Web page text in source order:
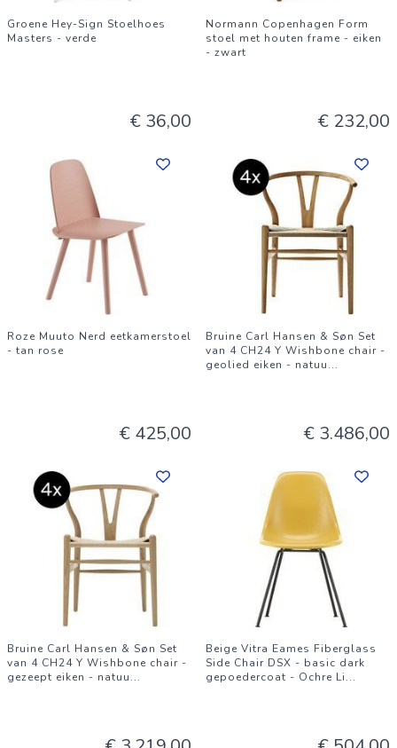
Groene Hey-Sign Stoelhoes
Masters - verde
€ 36,00
Normann Copenhagen Form
stoel met houten frame - eiken
- zwart
€ 232,00
Roze Muuto Nerd eetkamerstoel
- tan rose
€ 425,00
Bruine Carl Hansen & Søn Set
van 4 CH24 Y Wishbone chair -
geolied eiken - natuu...
€ 3.486,00
Bruine Carl Hansen & Søn Set
van 4 CH24 Y Wishbone chair -
gezeept eiken - natuu...
Beige Vitra Eames Fiberglass
Side Chair DSX - basic dark
gepoedercoat - Ochre Li...